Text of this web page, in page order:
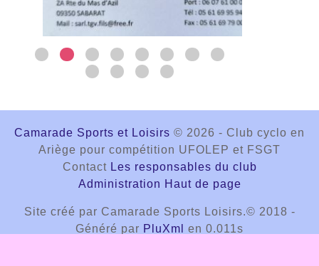
Camarade Sports et Loisirs © 2026 - Club cyclo en
Ariège pour compétition UFOLEP et FSGT
Contact Les responsables du club
Administration Haut de page
Site créé par Camarade Sports Loisirs.© 2018 -
Généré par PluXml en 0.011s